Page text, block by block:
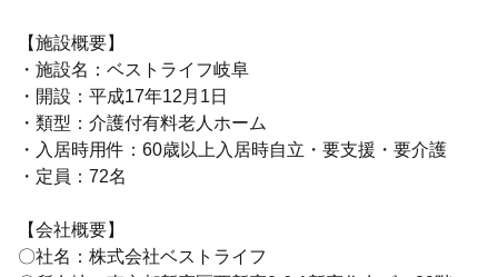
【施設概要】
・施設名：ベストライフ岐阜
・開設：平成17年12月1日
・類型：介護付有料老人ホーム
・入居時用件：60歳以上入居時自立・要支援・要介護
・定員：72名
【会社概要】
〇社名：株式会社ベストライフ